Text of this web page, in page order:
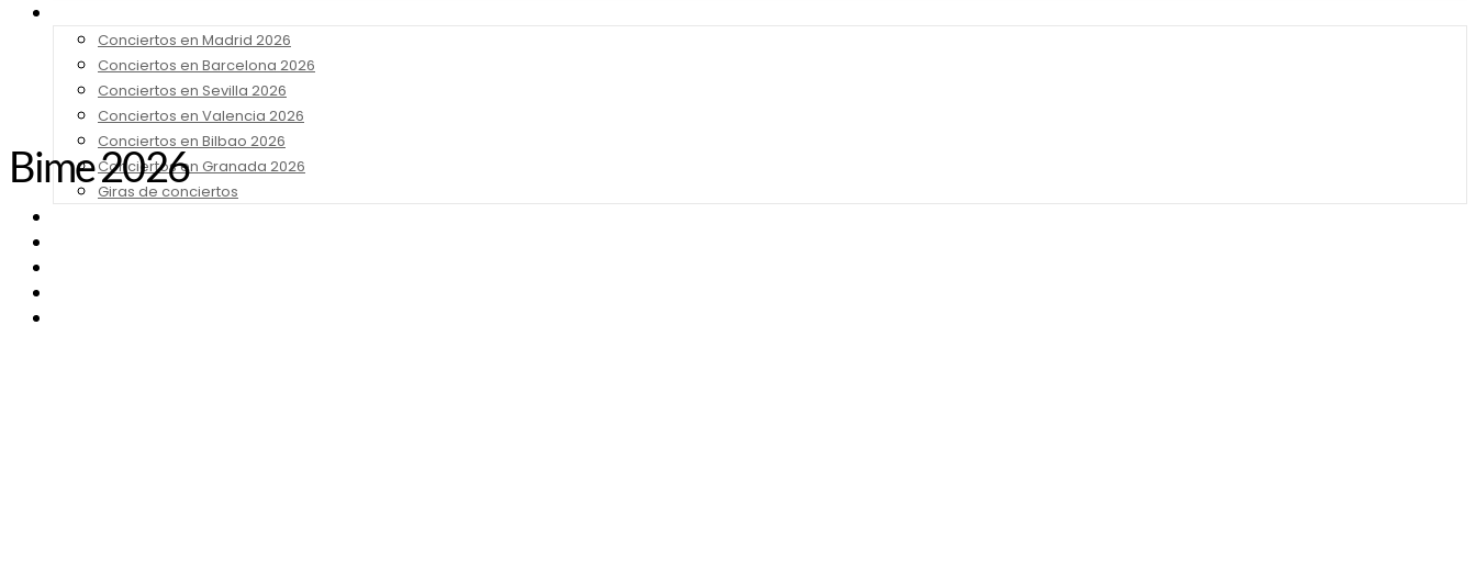
Conciertos en Madrid 2026
Conciertos en Barcelona 2026
Conciertos en Sevilla 2026
Conciertos en Valencia 2026
Conciertos en Bilbao 2026
Conciertos en Granada 2026
Giras de conciertos
Bime 2026